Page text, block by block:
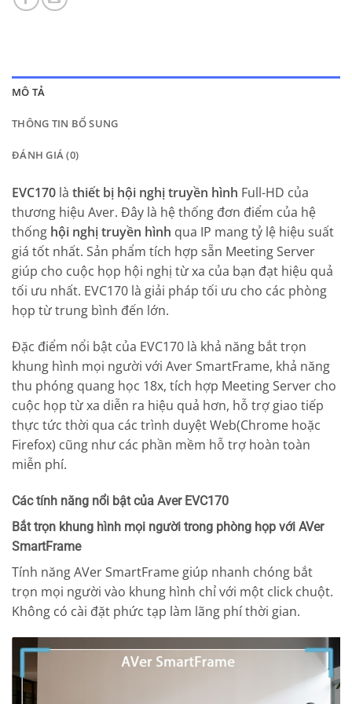
MÔ TẢ
THÔNG TIN BỔ SUNG
ĐÁNH GIÁ (0)
EVC170 là thiết bị hội nghị truyền hình Full-HD của
thương hiệu Aver. Đây là hệ thống đơn điểm của hệ
thống hội nghị truyền hình qua IP mang tỷ lệ hiệu suất
giá tốt nhất. Sản phẩm tích hợp sẵn Meeting Server
giúp cho cuộc họp hội nghị từ xa của bạn đạt hiệu quả
tối ưu nhất. EVC170 là giải pháp tối ưu cho các phòng
họp từ trung bình đến lớn.
Đặc điểm nổi bật của EVC170 là khả năng bắt trọn
khung hình mọi người với Aver SmartFrame, khả năng
thu phóng quang học 18x, tích hợp Meeting Server cho
cuộc họp từ xa diễn ra hiệu quả hơn, hỗ trợ giao tiếp
thực tức thời qua các trình duyệt Web(Chrome hoặc
Firefox) cũng như các phần mềm hỗ trợ hoàn toàn
miễn phí.
Các tính năng nổi bật của Aver EVC170
Bắt trọn khung hình mọi người trong phòng họp với AVer
SmartFrame
Tính năng AVer SmartFrame giúp nhanh chóng bắt
trọn mọi người vào khung hình chỉ với một click chuột.
Không có cài đặt phức tạp làm lãng phí thời gian.